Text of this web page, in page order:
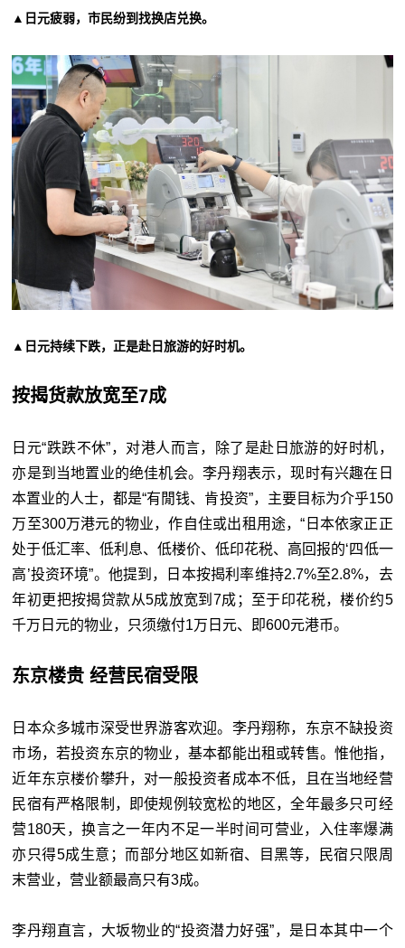
▲日元疲弱，市民纷到找换店兑换。
▲日元持续下跌，正是赴日旅游的好时机。
按揭货款放宽至7成
日元“跌跌不休”，对港人而言，除了是赴日旅游的好时机，
亦是到当地置业的绝佳机会。李丹翔表示，现时有兴趣在日
本置业的人士，都是“有閒钱、肯投资”，主要目标为介乎150
万至300万港元的物业，作自住或出租用途，“日本依家正正
处于低汇率、低利息、低楼价、低印花税、高回报的‘四低一
高’投资环境”。他提到，日本按揭利率维持2.7%至2.8%，去
年初更把按揭贷款从5成放宽到7成；至于印花税，楼价约5
千万日元的物业，只须缴付1万日元、即600元港币。
东京楼贵 经营民宿受限
日本众多城市深受世界游客欢迎。李丹翔称，东京不缺投资
市场，若投资东京的物业，基本都能出租或转售。惟他指，
近年东京楼价攀升，对一般投资者成本不低，且在当地经营
民宿有严格限制，即使规例较宽松的地区，全年最多只可经
营180天，换言之一年内不足一半时间可营业，入住率爆满
亦只得5成生意；而部分地区如新宿、目黑等，民宿只限周
末营业，营业额最高只有3成。
李丹翔直言，大坂物业的“投资潜力好强”，是日本其中一个